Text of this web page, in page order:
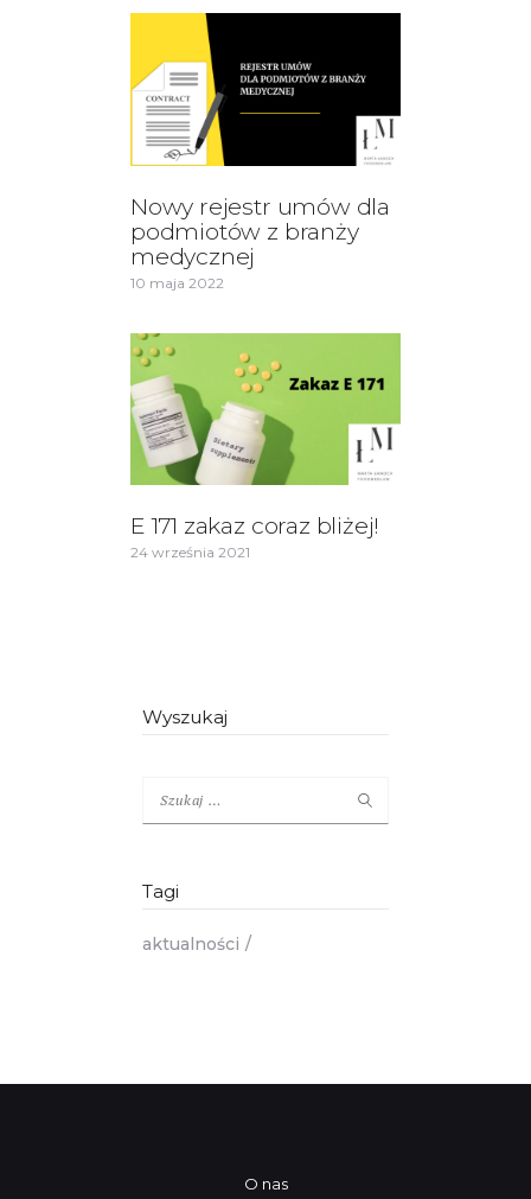
Nowy rejestr umów dla
podmiotów z branży
medycznej
10 maja 2022
E 171 zakaz coraz bliżej!
24 września 2021
Wyszukaj
Szukaj:
Tagi
aktualności
O nas